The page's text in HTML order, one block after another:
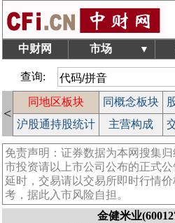
中财网 市场 ▼
查询:
<
同地区板块 同概念板块
沪股通持股统计 主营构成
免责声明：证券数据为本网搜集
市投资请以上市公司公布的正式
延时，交易请以交易所即时行情
考，据此入市风险自担。
金健米业